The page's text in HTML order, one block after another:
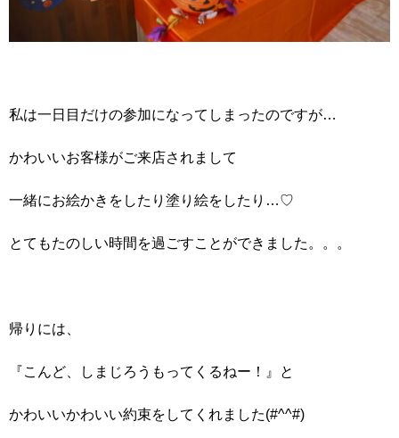
私は一日目だけの参加になってしまったのですが…
かわいいお客様がご来店されまして
一緒にお絵かきをしたり塗り絵をしたり…♡
とてもたのしい時間を過ごすことができました。。。
帰りには、
『こんど、しまじろうもってくるねー！』と
かわいいかわいい約束をしてくれました(#^^#)